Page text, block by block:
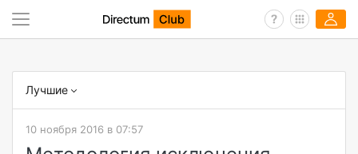
Лучшие
10 ноября 2016 в 07:57